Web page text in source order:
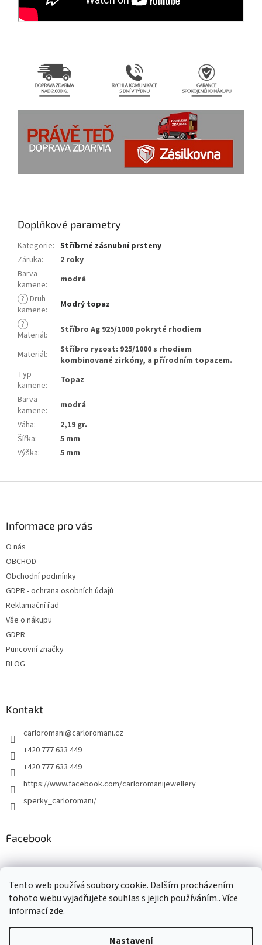
Tento web používá soubory cookie. Dalším procházením
tohoto webu vyjadřujete souhlas s jejich používáním.. Více
informacízde.
Nastavení
Doplňkové parametry
Kategorie: Stříbrné zásnubní prsteny
Záruka:
2 roky
Barva
kamene:
modrá
? Druh
kamene:
Modrý topaz
?
Materiál: Stříbro Ag 925/1000 pokryté rhodiem
Materiál:
Stříbro ryzost: 925/1000 s rhodiem
kombinované zirkóny, a přírodním topazem.
Typ
kamene:
Topaz
Barva
kamene:
modrá
Váha:
2,19 gr.
Šířka:
5 mm
Výška: 5 mm
Informace pro vás
O nás
OBCHOD
Obchodní podmínky
GDPR - ochrana osobních údajů
Reklamační řad
Vše o nákupu
GDPR
Puncovní značky
BLOG
Kontakt
carloromani@carloromani.cz
+420 777 633 449
+420 777 633 449
https://www.facebook.com/carloromanijewellery
sperky_carloromani/
Facebook
Instagram